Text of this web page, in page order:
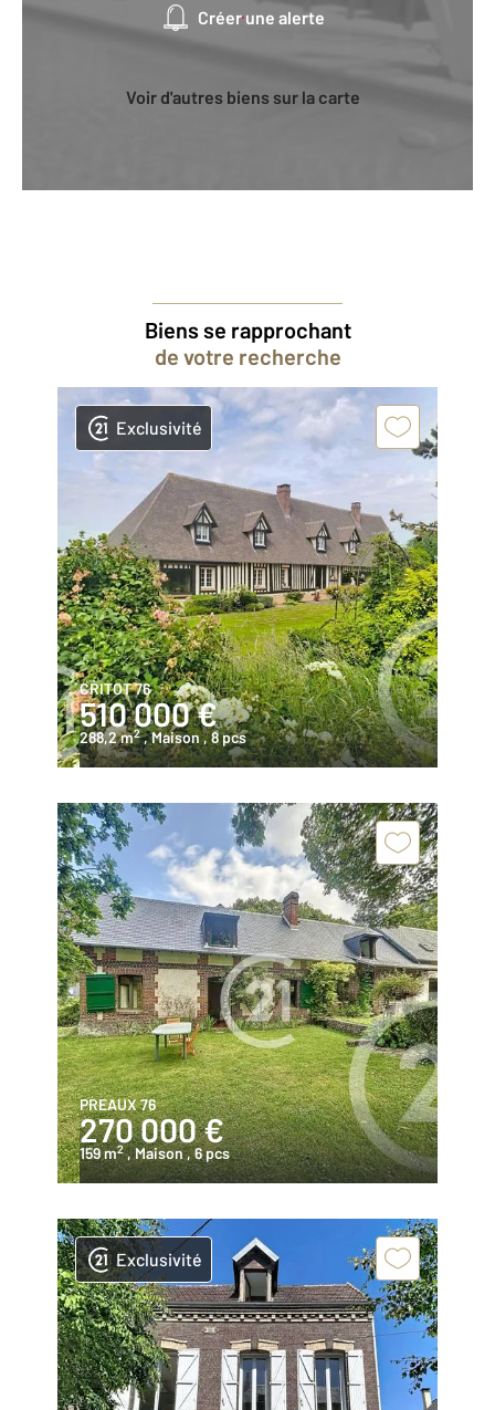
Créer une alerte
Voir d'autres biens sur la carte
Biens se rapprochant
de votre recherche
Exclusivité
CRITOT 76
510 000 €
288,2 m2 , Maison, 8 pcs
PREAUX 76
270 000 €
159 m2 , Maison, 6 pcs
Exclusivité